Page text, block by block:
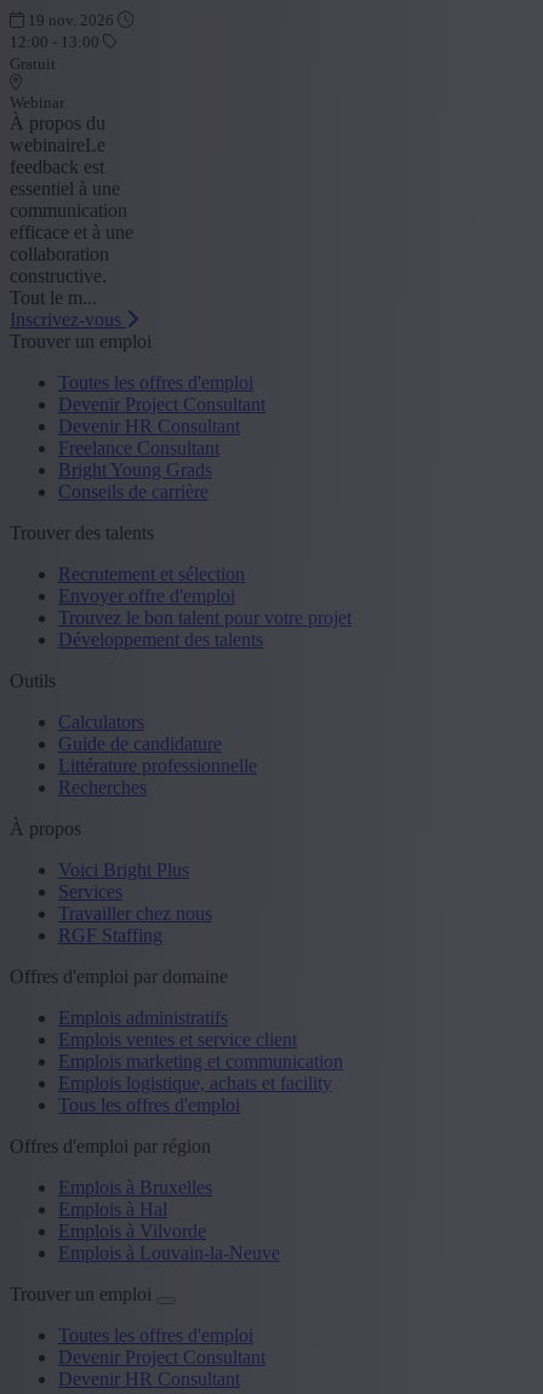
19 nov. 2026
12:00 - 13:00
Gratuit
Webinar
À propos du
webinaireLe
feedback est
essentiel à une
communication
efficace et à une
collaboration
constructive.
Tout le m...
Inscrivez-vous
Trouver un emploi
Toutes les offres d'emploi
Devenir Project Consultant
Devenir HR Consultant
Freelance Consultant
Bright Young Grads
Conseils de carrière
Trouver des talents
Recrutement et sélection
Envoyer offre d'emploi
Trouvez le bon talent pour votre projet
Développement des talents
Outils
Calculators
Guide de candidature
Littérature professionnelle
Recherches
À propos
Voici Bright Plus
Services
Travailler chez nous
RGF Staffing
Offres d'emploi par domaine
Emplois administratifs
Emplois ventes et service client
Emplois marketing et communication
Emplois logistique, achats et facility
Tous les offres d'emploi
Offres d'emploi par région
Emplois à Bruxelles
Emplois à Hal
Emplois à Vilvorde
Emplois à Louvain-la-Neuve
Trouver un emploi
Toutes les offres d'emploi
Devenir Project Consultant
Devenir HR Consultant